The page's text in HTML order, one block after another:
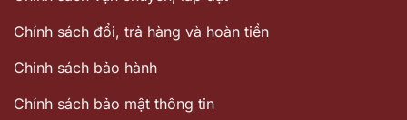
Chính sách đổi, trả hàng và hoàn tiền
Chinh sách bảo hành
Chính sách bảo mật thông tin